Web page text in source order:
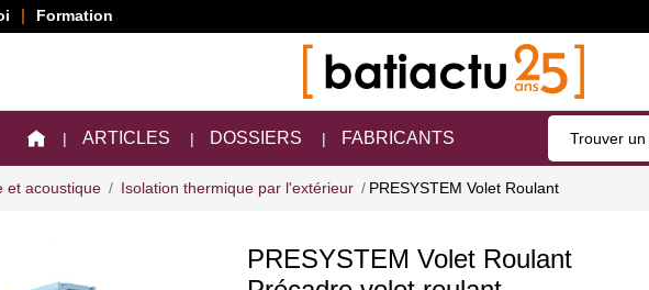
Formation
ARTICLES DOSSIERS FABRICANTS
et acoustique Isolation thermique par l'extérieur PRESYSTEM Volet Roulant
PRESYSTEM Volet Roulant